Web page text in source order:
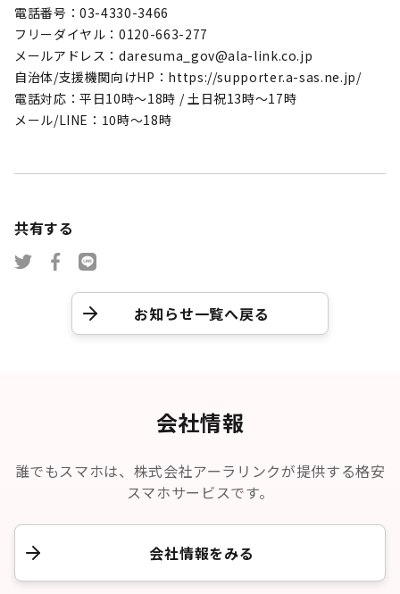
電話番号：03-4330-3466
フリーダイヤル：0120-663-277
メールアドレス：daresuma_gov@ala-link.co.jp
自治体/支援機関向けHP：https://supporter.a-sas.ne.jp/
電話対応：平日10時～18時 / 土日祝13時～17時
メール/LINE：10時～18時
共有する
お知らせ一覧へ戻る
会社情報
誰でもスマホは、株式会社アーラリンクが提供する格安
スマホサービスです。
会社情報をみる